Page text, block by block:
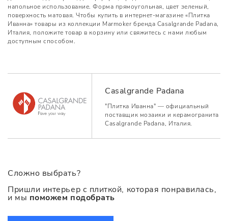
напольное использование. Форма прямоугольная, цвет зеленый,
поверхность матовая. Чтобы купить в интернет-магазине «Плитка
Иванна» товары из коллекции Marmoker бренда Casalgrande Padana,
Италия, положите товар в корзину или свяжитесь с нами любым
доступным способом.
Casalgrande Padana
"Плитка Иванна" — официальный
поставщик мозаики и керамогранита
Casalgrande Padana, Италия.
Сложно выбрать?
Пришли интерьер с плиткой, которая понравилась,
и мы поможем подобрать